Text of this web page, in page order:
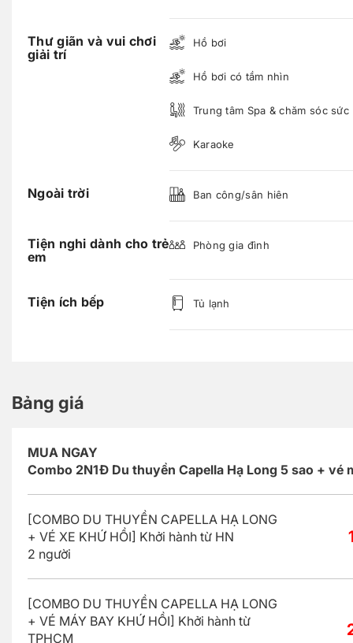
Thư giãn và vui chơi
giải trí
Hồ bơi
Hồ bơi có tầm nhìn
Trung tâm Spa & chăm sóc sức
Karaoke
Ngoài trời Ban công/sân hiên
Tiện nghi dành cho trẻ
em
Phòng gia đình
Tiện ích bếp Tủ lạnh
Bảng giá
MUA NGAY
Combo 2N1Đ Du thuyền Capella Hạ Long 5 sao + vé
[COMBO DU THUYỀN CAPELLA HẠ LONG
+ VÉ XE KHỨ HỒI] Khởi hành từ HN
2 người
[COMBO DU THUYỀN CAPELLA HẠ LONG
+ VÉ MÁY BAY KHỨ HỒI] Khởi hành từ
TPHCM